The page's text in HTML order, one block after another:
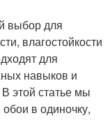
выбор для
влагостойкости
для
навыков и
этой статье мы
в одиночку,